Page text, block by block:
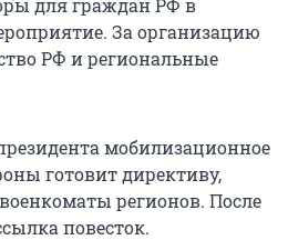
для граждан РФ в
За организацию
РФ и региональные
мобилизационное
готовит директиву,
регионов. После
повесток.